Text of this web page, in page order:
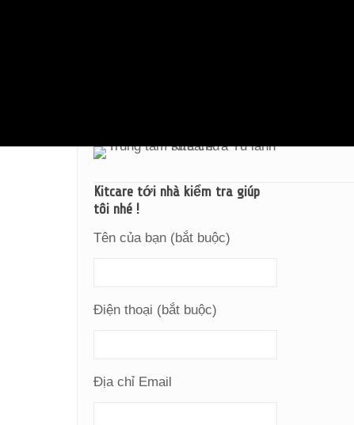
Kitcare tới nhà kiểm tra giúp
tôi nhé !
Tên của bạn (bắt buộc)
Điện thoại (bắt buộc)
Địa chỉ Email